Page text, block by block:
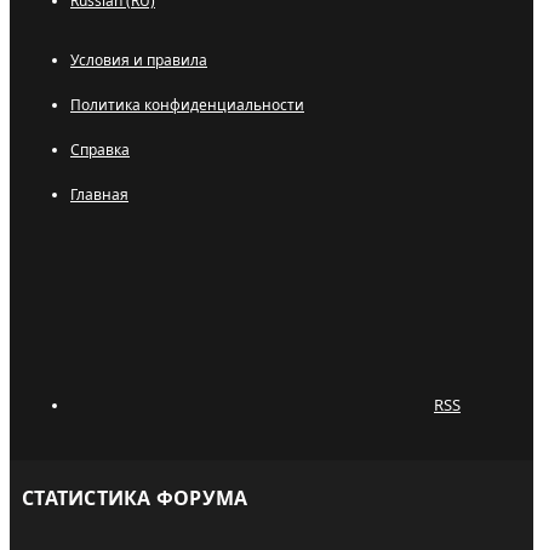
Условия и правила
Политика конфиденциальности
Справка
Главная
RSS
СТАТИСТИКА ФОРУМА